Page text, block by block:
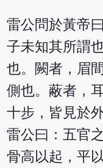
雷公問於黃帝
子未知其所謂
也。闕者，眉
側也。蔽者，
十步，皆見於
雷公曰：五官
骨高以起，平